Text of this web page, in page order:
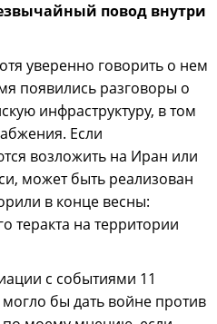
повод внутри
уверенно говорить о нем
появились разговоры о
инфраструктуру, в том
Если
возложить на Иран или
может быть реализован
в конце весны:
теракта на территории
с событиями 11
могло бы дать войне против